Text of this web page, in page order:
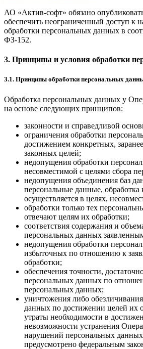
АО «Актив-софт» обязано
обеспечить неограниченный доступ к
обработки персональных данных в
ФЗ-152.
3. Принципы и условия обработки
3.1. Принципы обработки персональных
Обработка персональных данных у
на основе следующих принципов:
законности и справедливой
ограничения обработки
достижением конкретных,
законных целей;
недопущения обработки
несовместимой с целями сбора
недопущения объединения баз
персональные данные, обработка
осуществляется в целях,
обработки только тех
отвечают целям их обработки;
соответствия содержания и
персональных данных
недопущения обработки
избыточных по отношению к
обработки;
обеспечения точности,
персональных данных по
персональных данных;
уничтожения либо
данных по достижении целей их
утраты необходимости в
невозможности устранения
нарушений персональных
предусмотрено федеральным